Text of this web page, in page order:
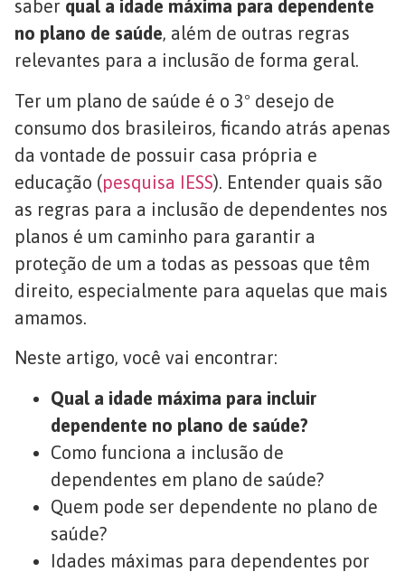
saber qual a idade máxima para dependente
no plano de saúde, além de outras regras
relevantes para a inclusão de forma geral.
Ter um plano de saúde é o 3º desejo de
consumo dos brasileiros, ficando atrás apenas
da vontade de possuir casa própria e
educação (pesquisa IESS). Entender quais são
as regras para a inclusão de dependentes nos
planos é um caminho para garantir a
proteção de um a todas as pessoas que têm
direito, especialmente para aquelas que mais
amamos.
Neste artigo, você vai encontrar:
Qual a idade máxima para incluir
dependente no plano de saúde?
Como funciona a inclusão de
dependentes em plano de saúde?
Quem pode ser dependente no plano de
saúde?
Idades máximas para dependentes por